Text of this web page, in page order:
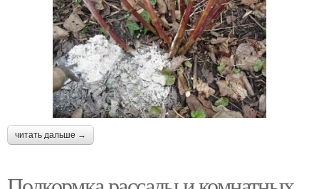
читать дальше →